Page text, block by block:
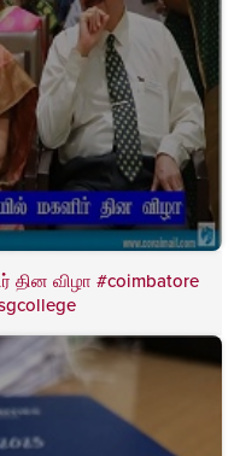
தின விழா #coimbatore